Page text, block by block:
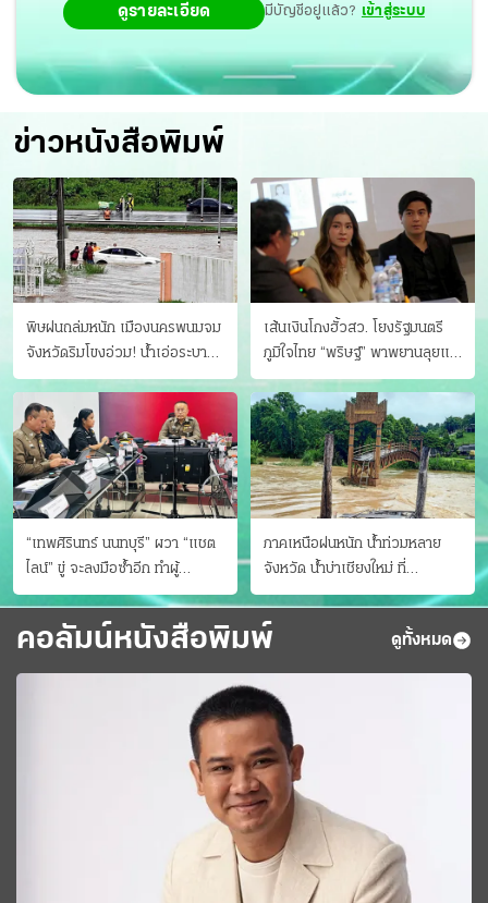
ดูรายละเอียด มีบัญชีอยู่แล้ว? เข้าสู่ระบบ
ข่าวหนังสือพิมพ์
พิษฝนถล่มหนัก เมืองนครพนมจม
จังหวัดริมโขงอ่วม! นํ้าเอ่อระบาย
ไม่ทัน แม่ปิงทะลักล้น
เส้นเงินโกงฮั้วสว. โยงรัฐมนตรี
ภูมิใจไทย “พริษฐ์” พาพยานลุยแฉ
มีโอนให้คนกกต.ด้วย
“เทพศิรินทร์ นนทบุรี” ผวา “แชต
ไลน์” ขู่ จะลงมือซ้ำอีก ทําผู้
ปกครองแตกตื่นแจ้งตำรวจ
ภาคเหนือฝนหนัก น้ำท่วมหลาย
จังหวัด นํ้าบ่าเชียงใหม่ ที่
แม่ฮ่องสอน ซัดสะพานขาด
คอลัมน์หนังสือพิมพ์ ดูทั้งหมด